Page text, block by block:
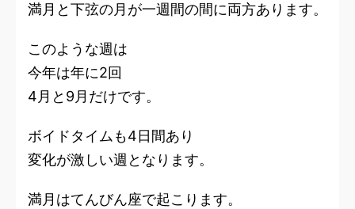
満月と下弦の月が一週間の間に両方あります。
このような週は
今年は年に2回
4月と9月だけです。
ボイドタイムも4日間あり
変化が激しい週となります。
満月はてんびん座で起こります。